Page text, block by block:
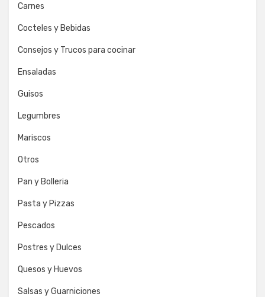
Carnes
Cocteles y Bebidas
Consejos y Trucos para cocinar
Ensaladas
Guisos
Legumbres
Mariscos
Otros
Pan y Bolleria
Pasta y Pizzas
Pescados
Postres y Dulces
Quesos y Huevos
Salsas y Guarniciones